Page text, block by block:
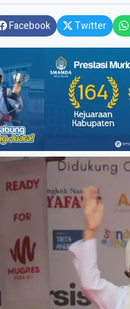
Facebook Twitter